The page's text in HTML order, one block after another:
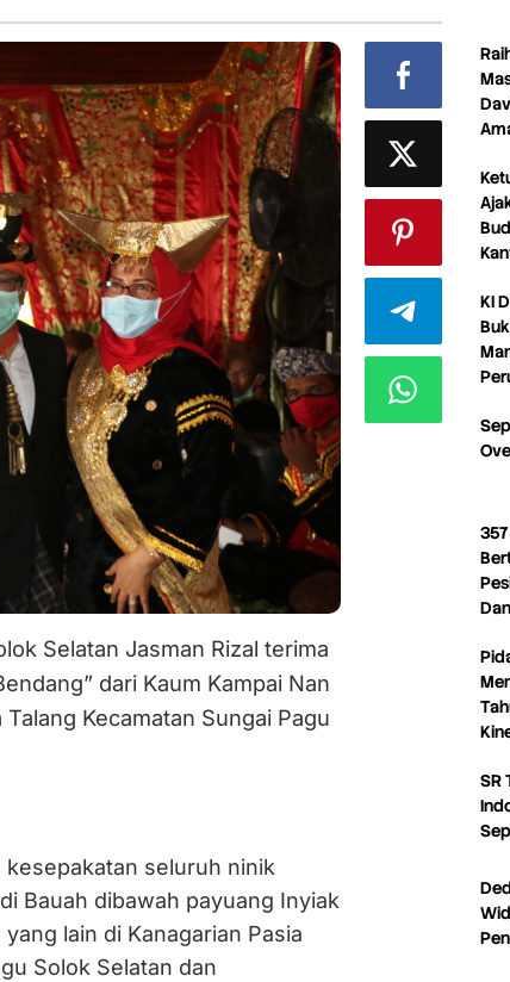
Selatan Jasman Rizal terima
dari Kaum Kampai Nan
Kecamatan Sungai Pagu
kesepakatan seluruh ninik
Bauah dibawah payuang Inyiak
lain di Kanagarian Pasia
Solok Selatan dan
KI
SR